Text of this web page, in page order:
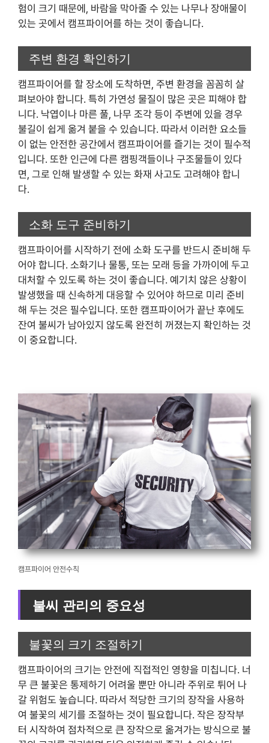
험이 크기 때문에, 바람을 막아줄 수 있는 나무나 장애물이
있는 곳에서 캠프파이어를 하는 것이 좋습니다.
주변 환경 확인하기
캠프파이어를 할 장소에 도착하면, 주변 환경을 꼼꼼히 살
펴보아야 합니다. 특히 가연성 물질이 많은 곳은 피해야 합
니다. 낙엽이나 마른 풀, 나무 조각 등이 주변에 있을 경우
불길이 쉽게 옮겨 붙을 수 있습니다. 따라서 이러한 요소들
이 없는 안전한 공간에서 캠프파이어를 즐기는 것이 필수적
입니다. 또한 인근에 다른 캠핑객들이나 구조물들이 있다
면, 그로 인해 발생할 수 있는 화재 사고도 고려해야 합니
다.
소화 도구 준비하기
캠프파이어를 시작하기 전에 소화 도구를 반드시 준비해 두
어야 합니다. 소화기나 물통, 또는 모래 등을 가까이에 두고
대처할 수 있도록 하는 것이 좋습니다. 예기치 않은 상황이
발생했을 때 신속하게 대응할 수 있어야 하므로 미리 준비
해 두는 것은 필수입니다. 또한 캠프파이어가 끝난 후에도
잔여 불씨가 남아있지 않도록 완전히 꺼졌는지 확인하는 것
이 중요합니다.
캠프파이어 안전수칙
불씨 관리의 중요성
불꽃의 크기 조절하기
캠프파이어의 크기는 안전에 직접적인 영향을 미칩니다. 너
무 큰 불꽃은 통제하기 어려울 뿐만 아니라 주위로 튀어 나
갈 위험도 높습니다. 따라서 적당한 크기의 장작을 사용하
여 불꽃의 세기를 조절하는 것이 필요합니다. 작은 장작부
터 시작하여 점차적으로 큰 장작으로 옮겨가는 방식으로 불